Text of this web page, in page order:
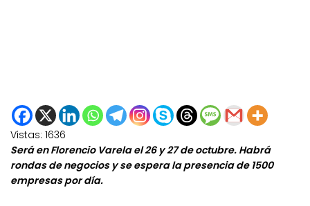
Vistas: 1636
Será en Florencio Varela el 26 y 27 de octubre. Habrá
rondas de negocios y se espera la presencia de 1500
empresas por día.